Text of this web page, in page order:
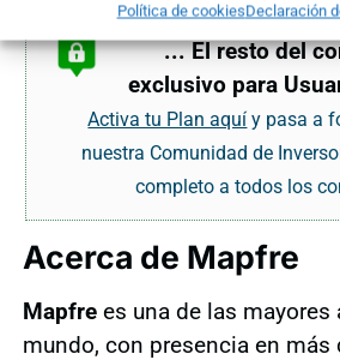
Política de cookiesDeclaración
... El resto del
exclusivo para
Activa tu Plan aquí y pasa a
nuestra Comunidad de
completo a todos los
Acerca de Mapfre
Mapfrees una de las mayores
mundo, con presencia en más